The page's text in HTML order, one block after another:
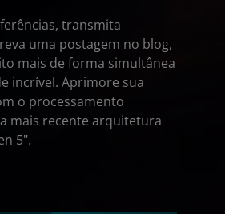
transmita
uma postagem no blog,
mais de forma simultânea
incrível. Aprimore sua
o processamento
mais recente arquitetura
5".